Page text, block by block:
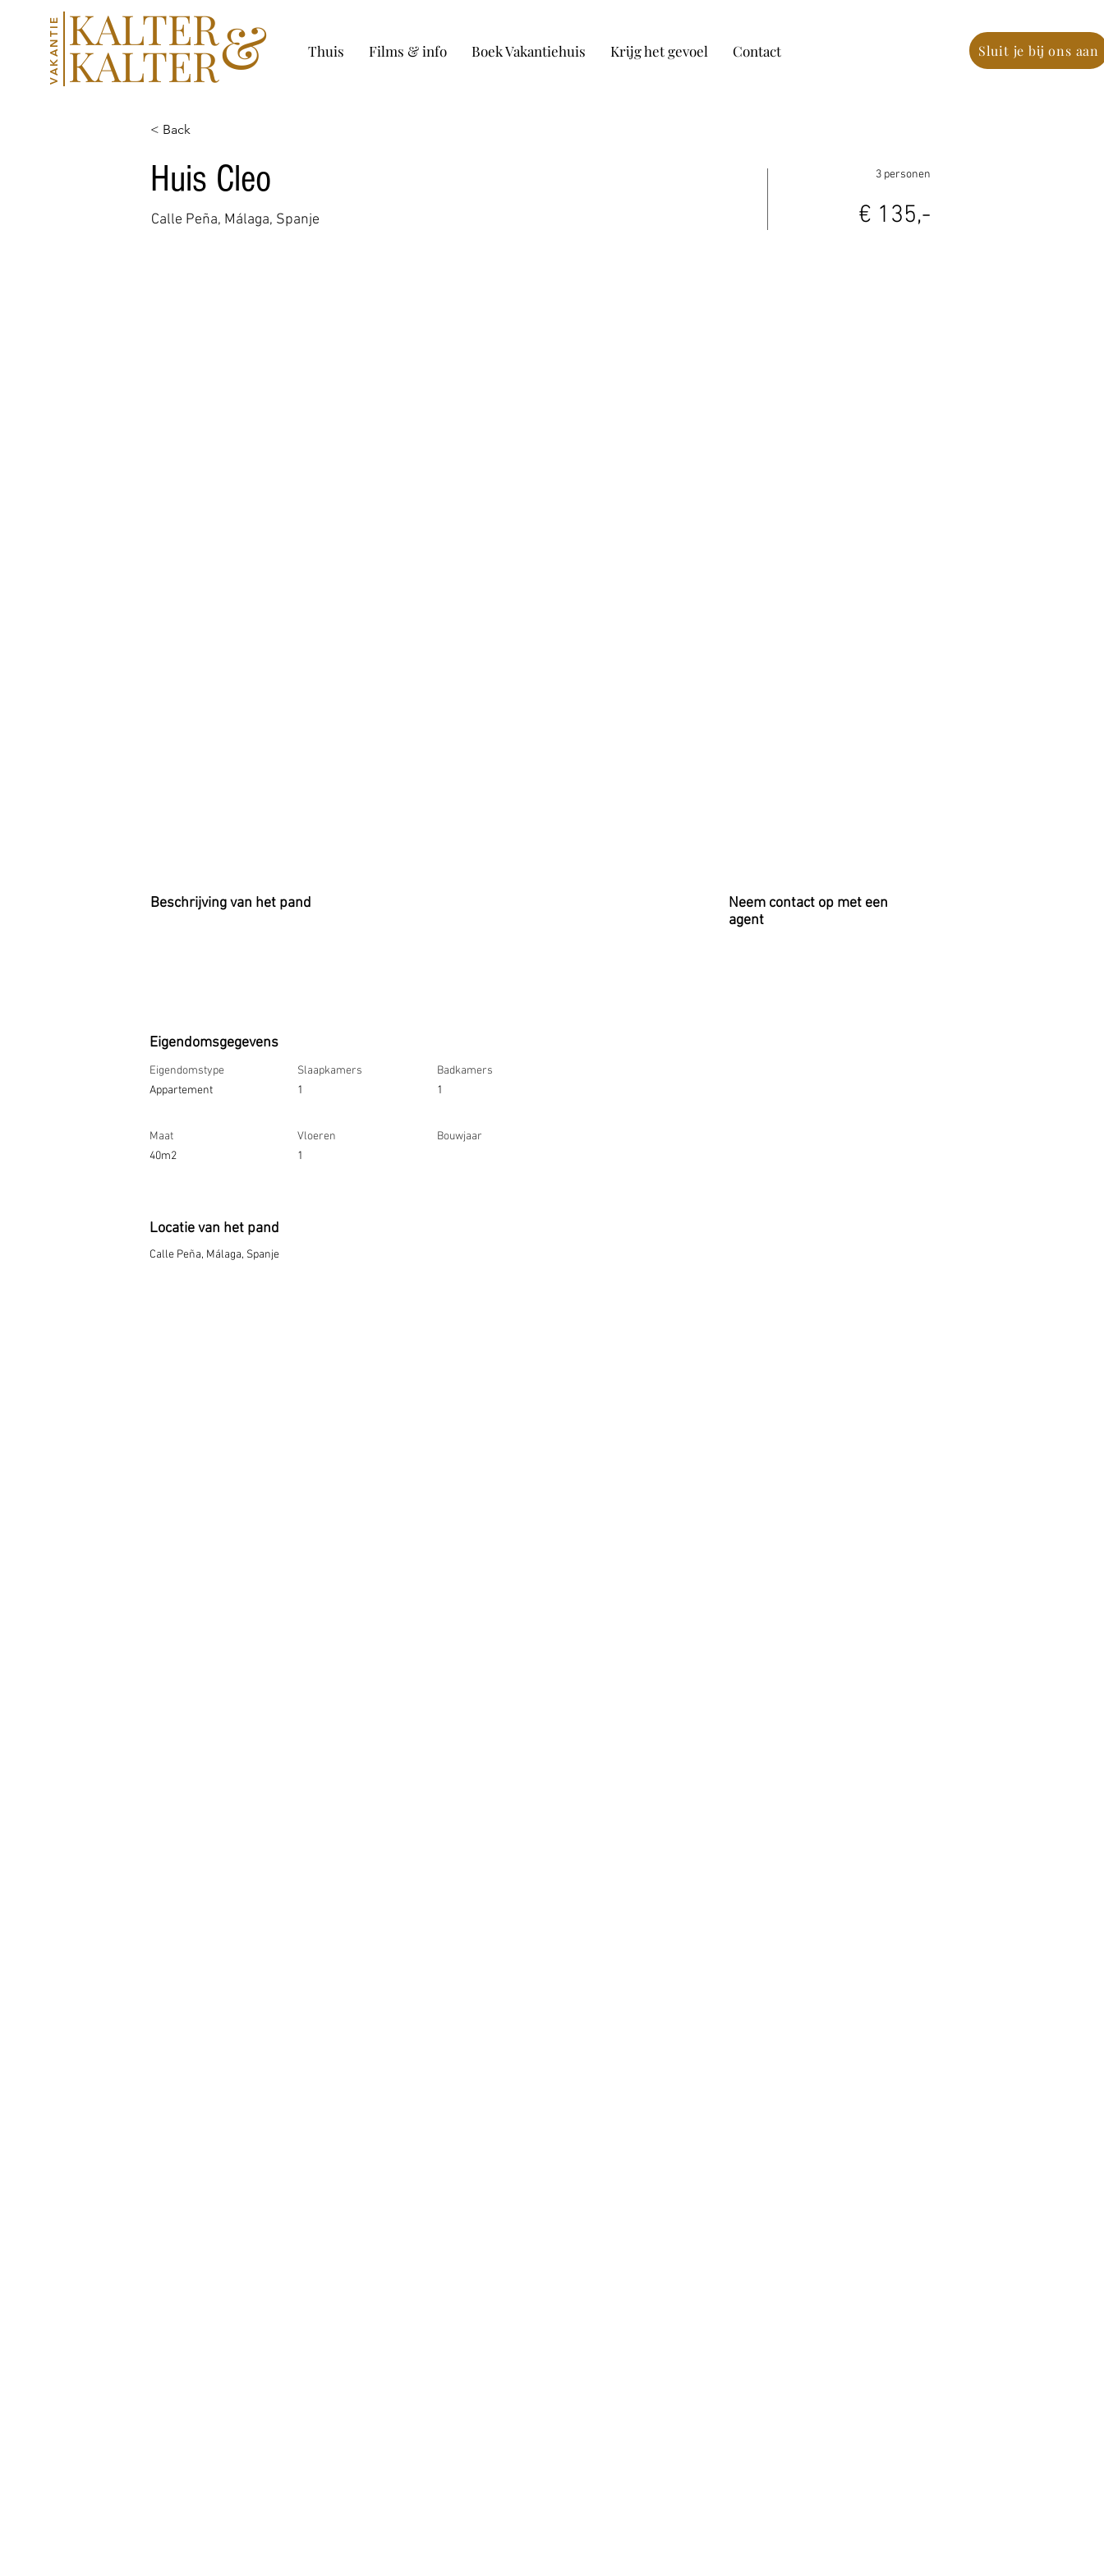
KALTER
KALTER&
VAKANTIE Thuis Films & info Boek Vakantiehuis Krijg het gevoel Contact Sluit je bij ons aan
< Back
Huis Cleo
Calle Peña, Málaga, Spanje
3 personen
€ 135,-
Beschrijving van het pand
Eigendomsgegevens
Eigendomstype
Appartement
Slaapkamers
1
Badkamers
1
Maat
40m2
Vloeren
1
Bouwjaar
Locatie van het pand
Calle Peña, Málaga, Spanje
Neem contact op met een
agent